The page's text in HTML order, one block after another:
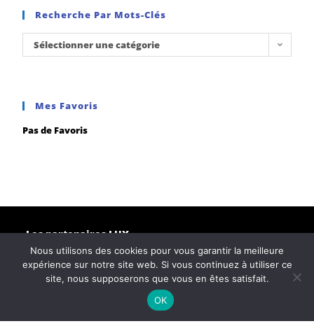
Recherche Par Mots-Clés
Sélectionner une catégorie
Mes Favoris
Pas de Favoris
Les partenaires LUX
Nous utilisons des cookies pour vous garantir la meilleure
expérience sur notre site web. Si vous continuez à utiliser ce
site, nous supposerons que vous en êtes satisfait.
OK